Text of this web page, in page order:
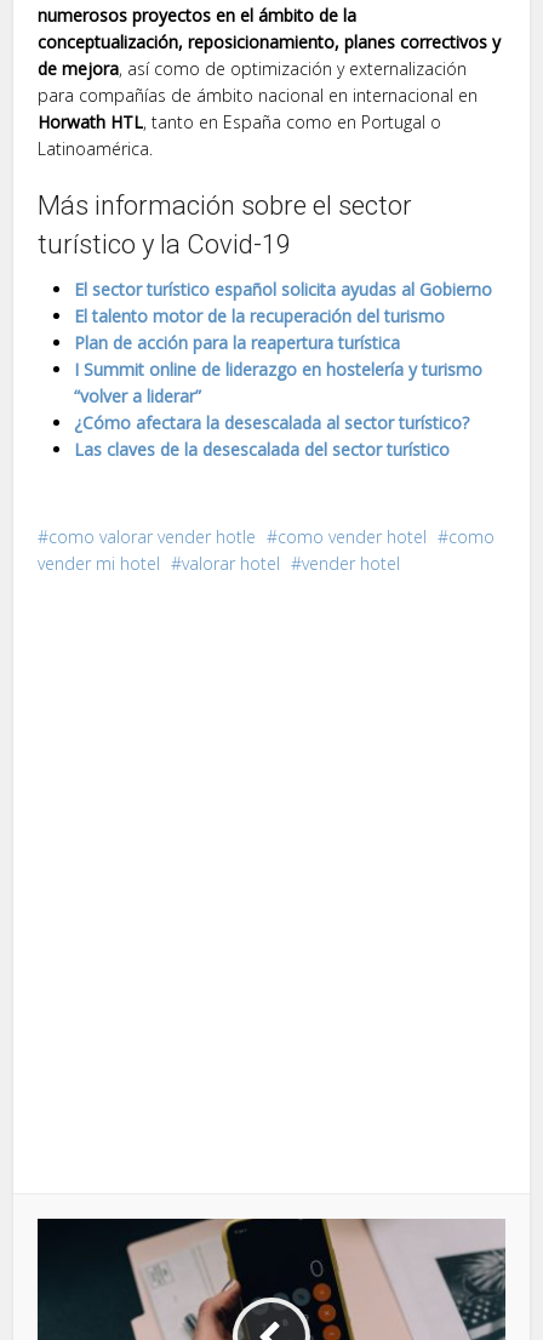
numerosos proyectos en el ámbito de la
conceptualización, reposicionamiento, planes correctivos y
de mejora, así como de optimización y externalización
para compañías de ámbito nacional en internacional en
Horwath HTL, tanto en España como en Portugal o
Latinoamérica.
Más información sobre el sector
turístico y la Covid-19
El sector turístico español solicita ayudas al Gobierno
El talento motor de la recuperación del turismo
Plan de acción para la reapertura turística
I Summit online de liderazgo en hostelería y turismo
“volver a liderar”
¿Cómo afectara la desescalada al sector turístico?
Las claves de la desescalada del sector turístico
como valorar vender hotle como vender hotel
como
vender mi hotel
valorar hotel vender hotel